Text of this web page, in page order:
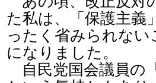
た私は、「保護主義
ったく省みられな
になりました。
自民党国会議員の